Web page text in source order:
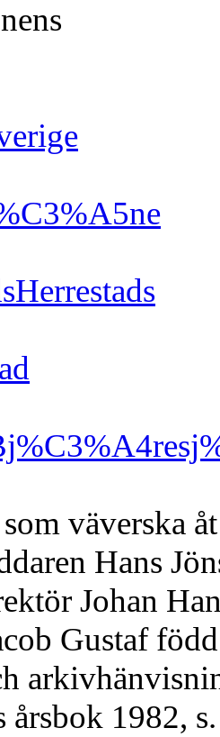
Herrestads
väverska
Hans
Johan
Gustaf
årsbok 1982,